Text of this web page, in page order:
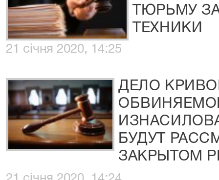
ТЮРЬМУ
ТЕХНИКИ
21 січня 2020, 14:25
ДЕЛО
БУДУТ
ЗАКРЫТОМ